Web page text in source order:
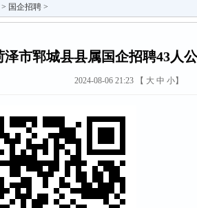
> 国企招聘 >
泽市郓城县县属国企招聘43人
2024-08-06 21:23 【 大 中 小】